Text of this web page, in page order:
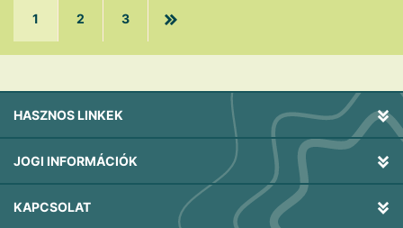
1 2 3
HASZNOS LINKEK
JOGI INFORMÁCIÓK
KAPCSOLAT